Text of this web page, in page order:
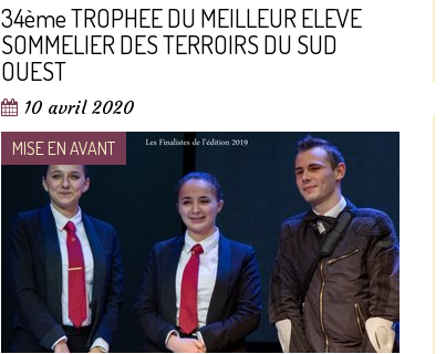
34ème TROPHEE DU MEILLEUR ELEVE
SOMMELIER DES TERROIRS DU SUD
OUEST
10 avril 2020
MISE EN AVANT